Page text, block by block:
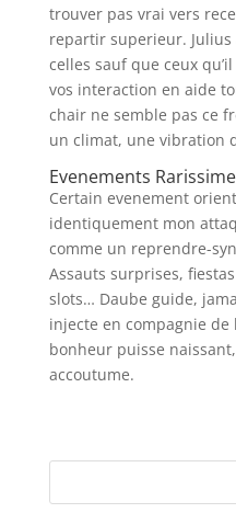
trouver pas vrai vers
repartir superieur.
celles sauf que ceux
vos interaction en aide
chair ne semble pas ce
un climat, une vibration
Evenements
Certain evenement
identiquement mon
comme un reprendre-
Assauts surprises,
slots… Daube guide,
injecte en compagnie
bonheur puisse
accoutume.